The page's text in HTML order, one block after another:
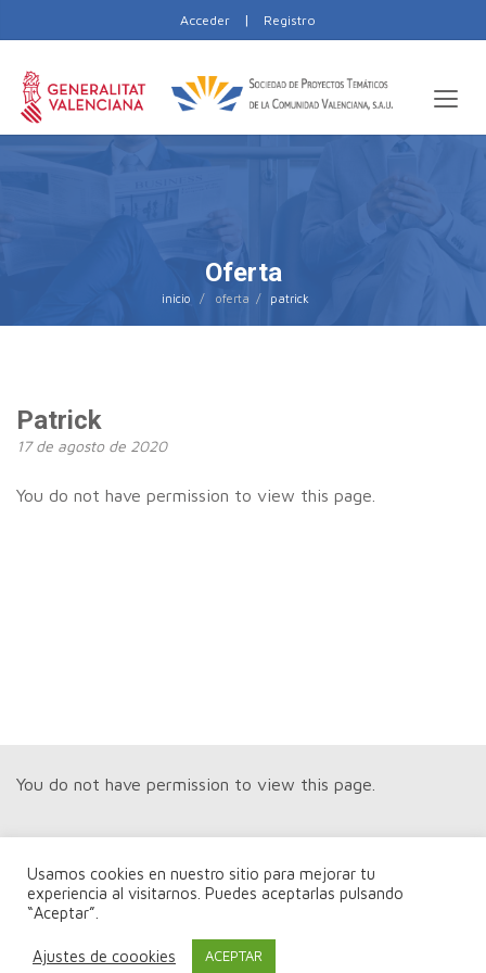
Acceder | Registro
Oferta
inicio patrick
Patrick
17 de agosto de 2020
You do not have permission to view this page.
You do not have permission to view this page.
You do not have permission to view this page.
Usamos cookies en nuestro sitio para mejorar tu
experiencia al visitarnos. Puedes aceptarlas pulsando
“Aceptar”.
Ajustes de coookies ACEPTAR